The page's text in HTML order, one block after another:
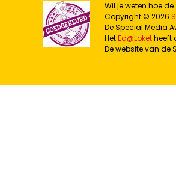
Wil je weten hoe
Copyright © 2026
De Special Media
HetEd@Loketheeft
De website van de